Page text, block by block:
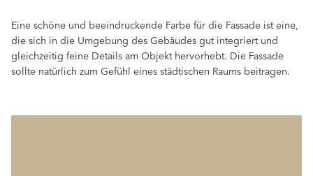
Eine schöne und beeindruckende Farbe für die Fassade ist eine,
die sich in die Umgebung des Gebäudes gut integriert und
gleichzeitig feine Details am Objekt hervorhebt. Die Fassade
sollte natürlich zum Gefühl eines städtischen Raums beitragen.